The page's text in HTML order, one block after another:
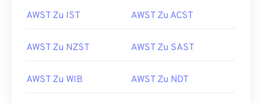
AWST Zu IST AWST Zu ACST
AWST Zu NZST AWST Zu SAST
AWST Zu WIB AWST Zu NDT